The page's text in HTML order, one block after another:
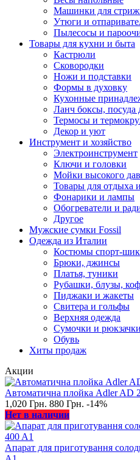
Машинки для
Утюги и
Пылесосы и
Товары для кухни и быта
Кастрюли
Сковородки
Ножи и подставки
Формы в духовку
Кухонные
Ланч боксы, посуда
Термосы и
Декор и уют
Инструмент и хозяйство
Электроинструмент
Ключи и головки
Мойки высокого
Товары для отдыха
Фонарики и лампы
Обогреватели и
Другое
Мужские сумки Fossil
Одежда из Италии
Костюмы спорт-шик
Брюки, джинсы
Платья, туники
Рубашки, блузы,
Пиджаки и жакеты
Свитера и гольфы
Верхняя одежда
Сумочки и рюкзачки
Обувь
Хиты продаж
Акции
Автоматична плойка Adler AD
1,020 Грн. 880 Грн. -14%
Нет в наличии
Апарат для приготування